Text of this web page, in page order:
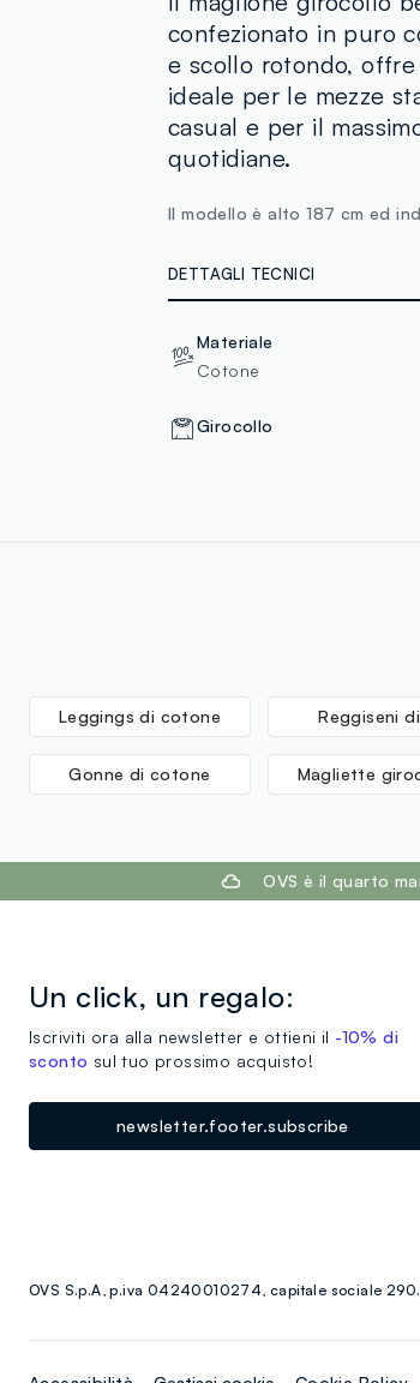
confezionato in puro
e scollo rotondo,
ideale per le mezze
casual e per il
quotidiane.
Il modello è alto 187 cm ed
DETTAGLI TECNICI
Materiale
Cotone
Girocollo
Leggings di cotone Reggiseni
Gonne di cotone Magliette
OVS è il quarto
Un click, un regalo:
Iscriviti ora alla newsletter e ottieni il -10% di
sconto sul tuo prossimo acquisto!
newsletter.footer.subscribe
OVS S.p.A, p.iva 04240010274, capitale sociale